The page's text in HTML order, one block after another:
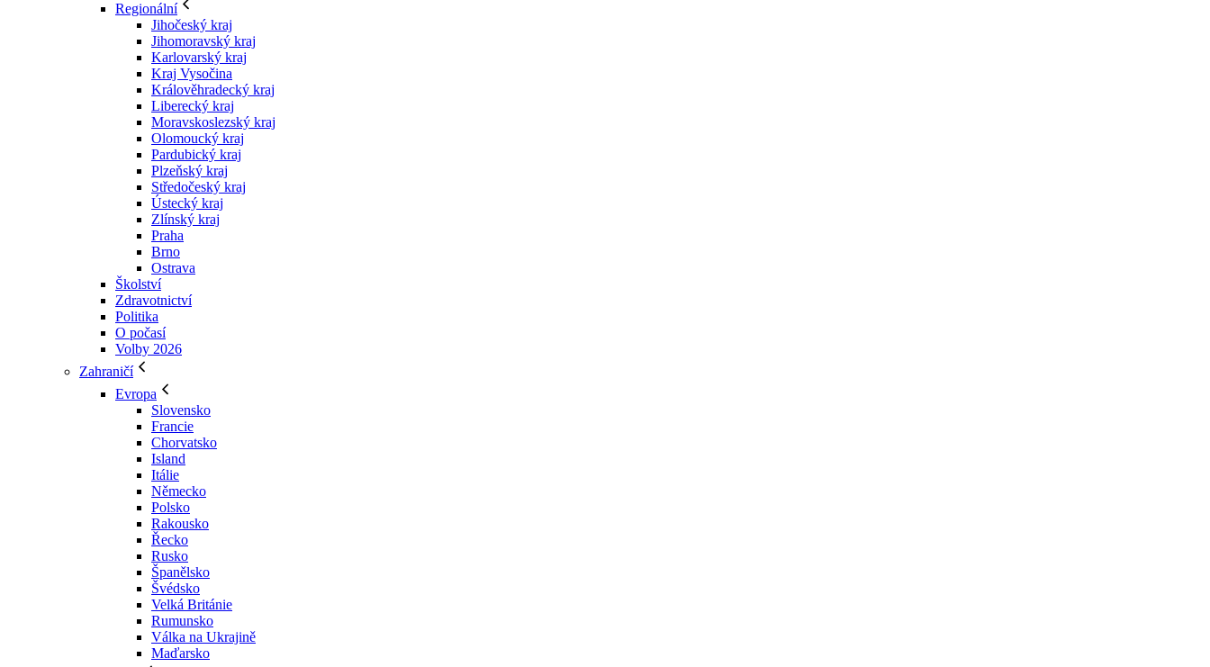
Regionální
Jihočeský kraj
Jihomoravský kraj
Karlovarský kraj
Kraj Vysočina
Králověhradecký kraj
Liberecký kraj
Moravskoslezský kraj
Olomoucký kraj
Pardubický kraj
Plzeňský kraj
Středočeský kraj
Ústecký kraj
Zlínský kraj
Praha
Brno
Ostrava
Školství
Zdravotnictví
Politika
O počasí
Volby 2026
Zahraničí
Evropa
Slovensko
Francie
Chorvatsko
Island
Itálie
Německo
Polsko
Rakousko
Řecko
Rusko
Španělsko
Švédsko
Velká Británie
Rumunsko
Válka na Ukrajině
Maďarsko